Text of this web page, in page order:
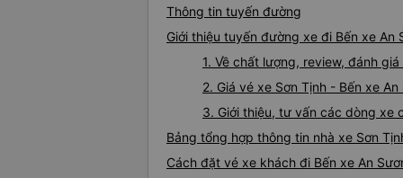
Thông tin tuyến đường
Giới thiệu tuyến đường xe đi Bến xe An
1. Về chất lượng, review, đánh
2. Giá vé xe Sơn Tịnh - Bến xe An
3. Giới thiệu, tư vấn các dòng xe
Bảng tổng hợp thông tin nhà xe Sơn
Cách đặt vé xe khách đi Bến xe An